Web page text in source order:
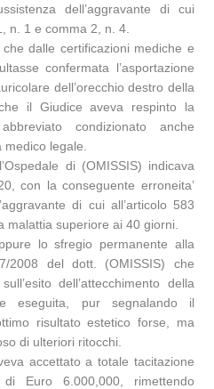
dell’aggravante di cui
n. 1 e comma 2, n. 4.
dalle certificazioni mediche e
confermata l’asportazione
dell’orecchio destro della
il Giudice aveva respinto la
condizionato anche
medico legale.
di (OMISSIS) indicava
con la conseguente erroneita’
di cui all’articolo 583
malattia superiore ai 40 giorni.
lo sfregio permanente alla
2008 del dott. (OMISSIS) che
dell’attecchimento della
eseguita, pur segnalando il
risultato estetico forse, ma
di ulteriori ritocchi.
accettato a totale tacitazione
Euro 6.000,000, rimettendo